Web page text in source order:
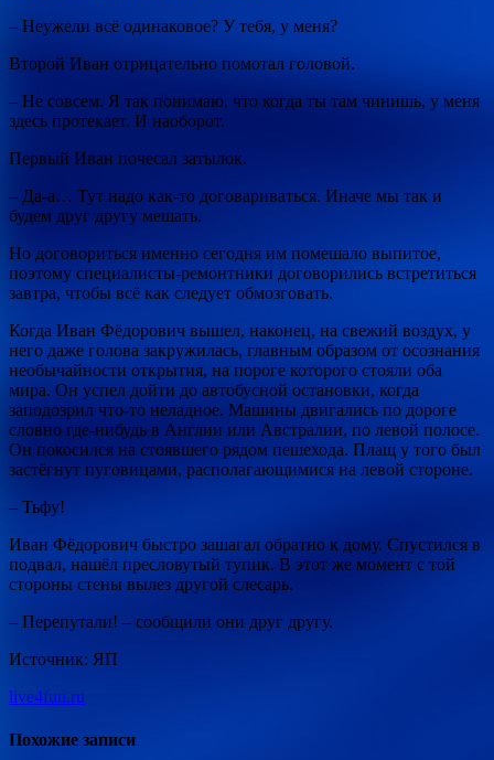
– Неужели всё одинаковое? У тебя, у меня?
Второй Иван отрицательно помотал головой.
– Не совсем. Я так понимаю, что когда ты там чинишь, у меня
здесь протекает. И наоборот.
Первый Иван почесал затылок.
– Да-а… Тут надо как-то договариваться. Иначе мы так и
будем друг другу мешать.
Но договориться именно сегодня им помешало выпитое,
поэтому специалисты-ремонтники договорились встретиться
завтра, чтобы всё как следует обмозговать.
Когда Иван Фёдорович вышел, наконец, на свежий воздух, у
него даже голова закружилась, главным образом от осознания
необычайности открытия, на пороге которого стояли оба
мира. Он успел дойти до автобусной остановки, когда
заподозрил что-то неладное. Машины двигались по дороге
словно где-нибудь в Англии или Австралии, по левой полосе.
Он покосился на стоявшего рядом пешехода. Плащ у того был
застёгнут пуговицами, располагающимися на левой стороне.
– Тьфу!
Иван Фёдорович быстро зашагал обратно к дому. Спустился в
подвал, нашёл пресловутый тупик. В этот же момент с той
стороны стены вылез другой слесарь.
– Перепутали! – сообщили они друг другу.
Источник: ЯП
live4fun.ru
Похожие записи